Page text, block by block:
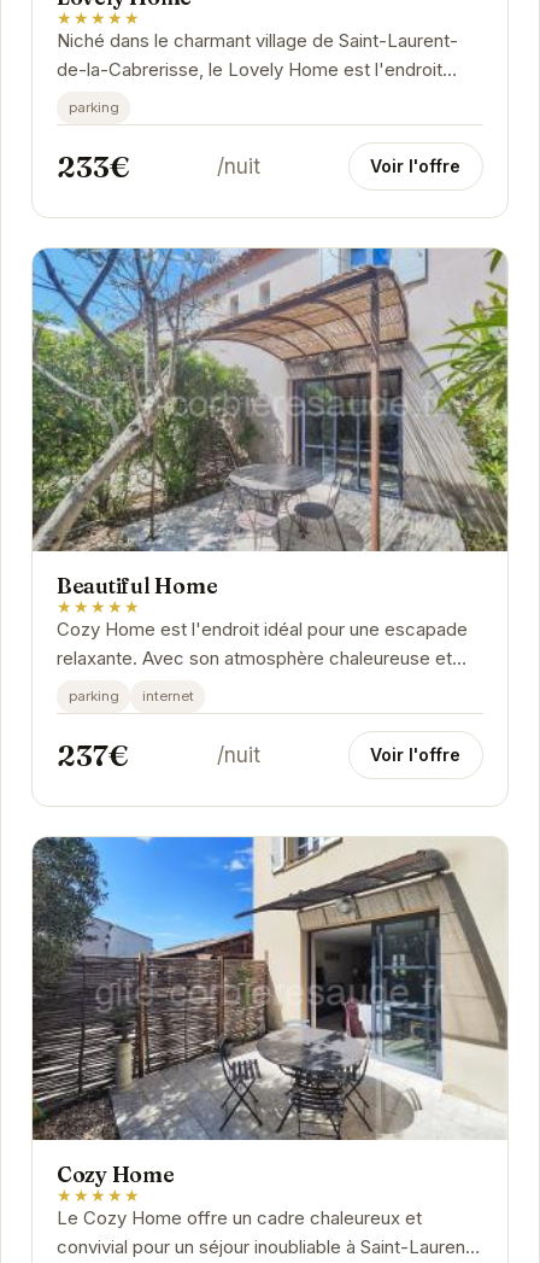
★★★★★
Niché dans le charmant village de Saint-Laurent-
de-la-Cabrerisse, le Lovely Home est l'endroit
idéal pour se ressourcer et profiter du calme de
la...
parking
233€ /nuit Voir l'offre
Beautiful Home
★★★★★
Cozy Home est l'endroit idéal pour une escapade
relaxante. Avec son atmosphère chaleureuse et
ses équipements modernes, vous vous sentirez
comme...
parking internet
237€ /nuit Voir l'offre
Cozy Home
★★★★★
Le Cozy Home offre un cadre chaleureux et
convivial pour un séjour inoubliable à Saint-Laurent-